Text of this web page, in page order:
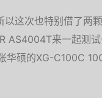
以这次也特别借了两
AS4004T来一起测
华硕的XG-C100C